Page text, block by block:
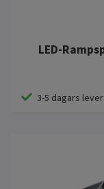
LED-
3-5 dagars